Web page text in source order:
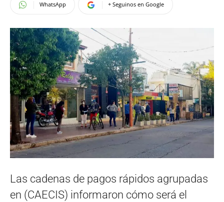
WhatsApp + Seguinos en Google
Las cadenas de pagos rápidos agrupadas
en (CAECIS) informaron cómo será el